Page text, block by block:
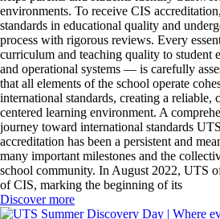
environments. To receive CIS
standards in educational quality and
process with rigorous reviews. Every
curriculum and teaching quality to student
and operational systems — is carefully
that all elements of the school operate
international standards, creating a reliable,
centered learning environment. A
journey toward international standards
accreditation has been a persistent and
many important milestones and the
school community. In August 2022, UTS
of CIS, marking the beginning of its
Discover more